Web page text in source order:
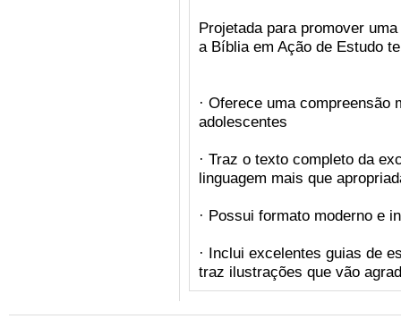
Projetada para promover
a Bíblia em Ação de Estudo
· Oferece uma
adolescentes
· Traz o texto completo da
linguagem mais que
· Possui formato moderno e
· Inclui excelentes guias de
traz ilustrações que vão